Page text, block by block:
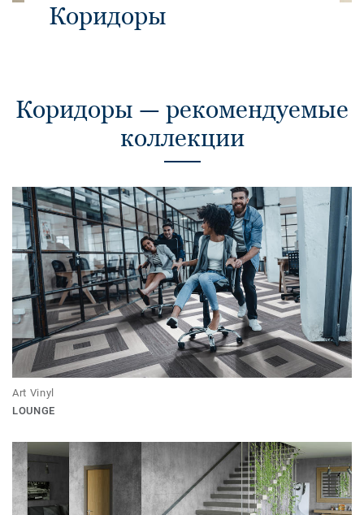
Коридоры
Коридоры — рекомендуемые
коллекции
Art Vinyl
LOUNGE